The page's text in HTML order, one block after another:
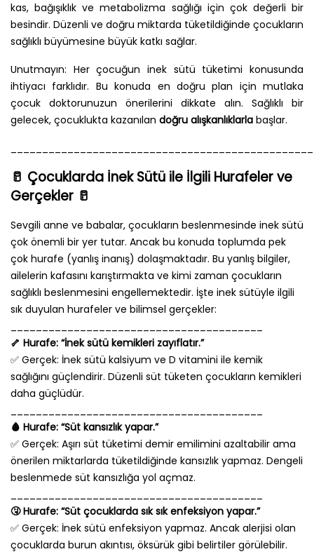
kas, bağışıklık ve metabolizma sağlığı için çok değerli bir
besindir. Düzenli ve doğru miktarda tüketildiğinde çocukların
sağlıklı büyümesine büyük katkı sağlar.
Unutmayın: Her çocuğun inek sütü tüketimi konusunda
ihtiyacı farklıdır. Bu konuda en doğru plan için mutlaka
çocuk doktorunuzun önerilerini dikkate alın. Sağlıklı bir
gelecek, çocuklukta kazanılan doğru alışkanlıklarla başlar.
🥛 Çocuklarda İnek Sütü ile İlgili Hurafeler ve
Gerçekler 🥛
Sevgili anne ve babalar, çocukların beslenmesinde inek sütü
çok önemli bir yer tutar. Ancak bu konuda toplumda pek
çok hurafe (yanlış inanış) dolaşmaktadır. Bu yanlış bilgiler,
ailelerin kafasını karıştırmakta ve kimi zaman çocukların
sağlıklı beslenmesini engellemektedir. İşte inek sütüyle ilgili
sık duyulan hurafeler ve bilimsel gerçekler:
🦴 Hurafe: “İnek sütü kemikleri zayıflatır.”
✅ Gerçek: İnek sütü kalsiyum ve D vitamini ile kemik
sağlığını güçlendirir. Düzenli süt tüketen çocukların kemikleri
daha güçlüdür.
🩸 Hurafe: “Süt kansızlık yapar.”
✅ Gerçek: Aşırı süt tüketimi demir emilimini azaltabilir ama
önerilen miktarlarda tüketildiğinde kansızlık yapmaz. Dengeli
beslenmede süt kansızlığa yol açmaz.
🤧 Hurafe: “Süt çocuklarda sık sık enfeksiyon yapar.”
✅ Gerçek: İnek sütü enfeksiyon yapmaz. Ancak alerjisi olan
çocuklarda burun akıntısı, öksürük gibi belirtiler görülebilir.